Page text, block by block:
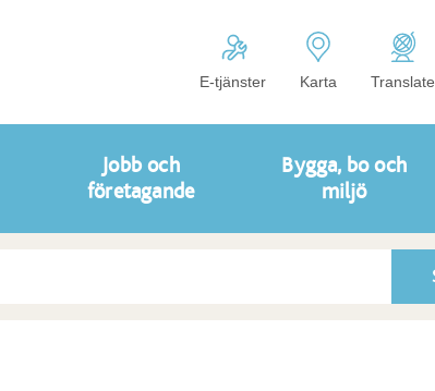
E-tjänster Karta Translate
Jobb och
företagande
Bygga, bo och
miljö